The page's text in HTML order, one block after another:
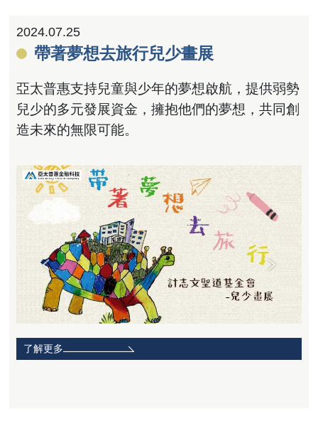
了解更多
2024.07.25
帶著夢想去旅行兒少畫展
亞太普惠支持兒童與少年的夢想啟航，提供弱勢
兒少的多元發展資金，擁抱他們的夢想，共同創
造未來的無限可能。